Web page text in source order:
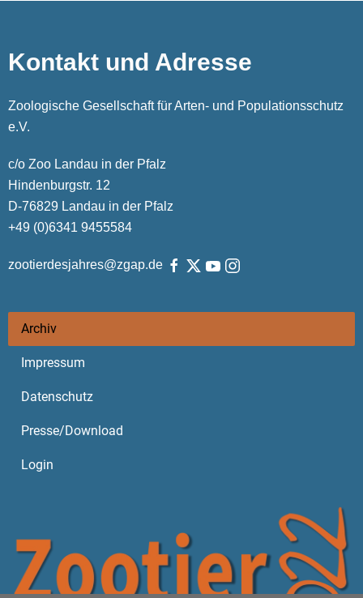
Kontakt und Adresse
Zoologische Gesellschaft für Arten- und Populationsschutz
e.V.
c/o Zoo Landau in der Pfalz
Hindenburgstr. 12
D-76829 Landau in der Pfalz
+49 (0)6341 9455584
zootierdesjahres@zgap.de
Archiv
Impressum
Datenschutz
Presse/Download
Login